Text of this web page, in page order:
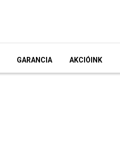
GARANCIA AKCIÓINK